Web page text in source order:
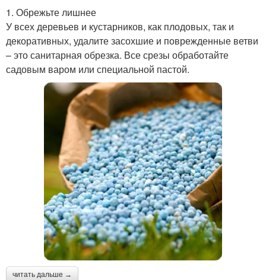
1. Обрежьте лишнее
У всех деревьев и кустарников, как плодовых, так и
декоративных, удалите засохшие и поврежденные ветви
– это санитарная обрезка. Все срезы обработайте
садовым варом или специальной пастой.
читать дальше →